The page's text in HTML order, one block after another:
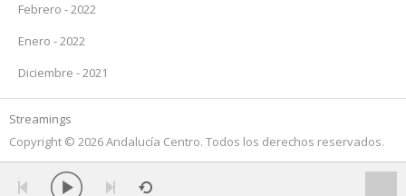
Febrero - 2022
Enero - 2022
Diciembre - 2021
Streamings
Copyright © 2026 Andalucía Centro. Todos los derechos reservados.